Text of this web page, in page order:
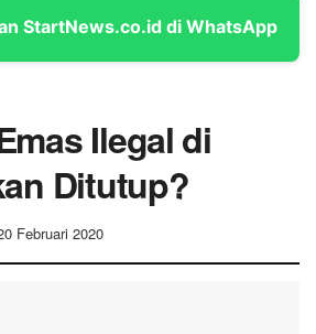
StartNews.co.id di WhatsApp
Ilegal di
Ditutup?
Februari 2020